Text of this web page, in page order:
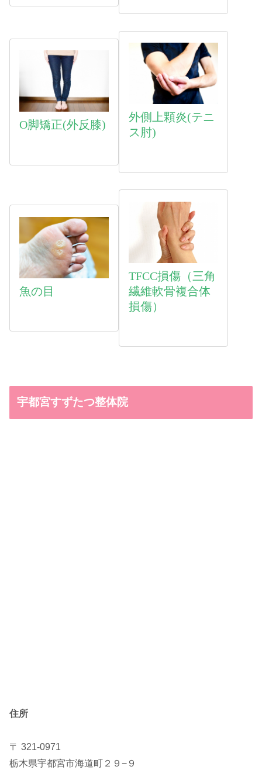
O脚矯正(外反膝)
外側上顆炎(テニ
ス肘)
魚の目
TFCC損傷（三角
繊維軟骨複合体
損傷）
宇都宮すずたつ整体院
住所
〒 321-0971
栃木県宇都宮市海道町２９−９